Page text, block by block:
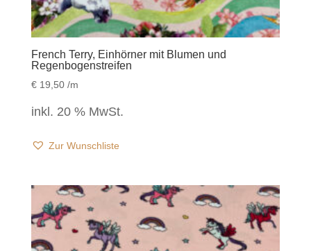
French Terry, Einhörner mit Blumen und
Regenbogenstreifen
€19,50/m
inkl. 20 % MwSt.
Zur Wunschliste